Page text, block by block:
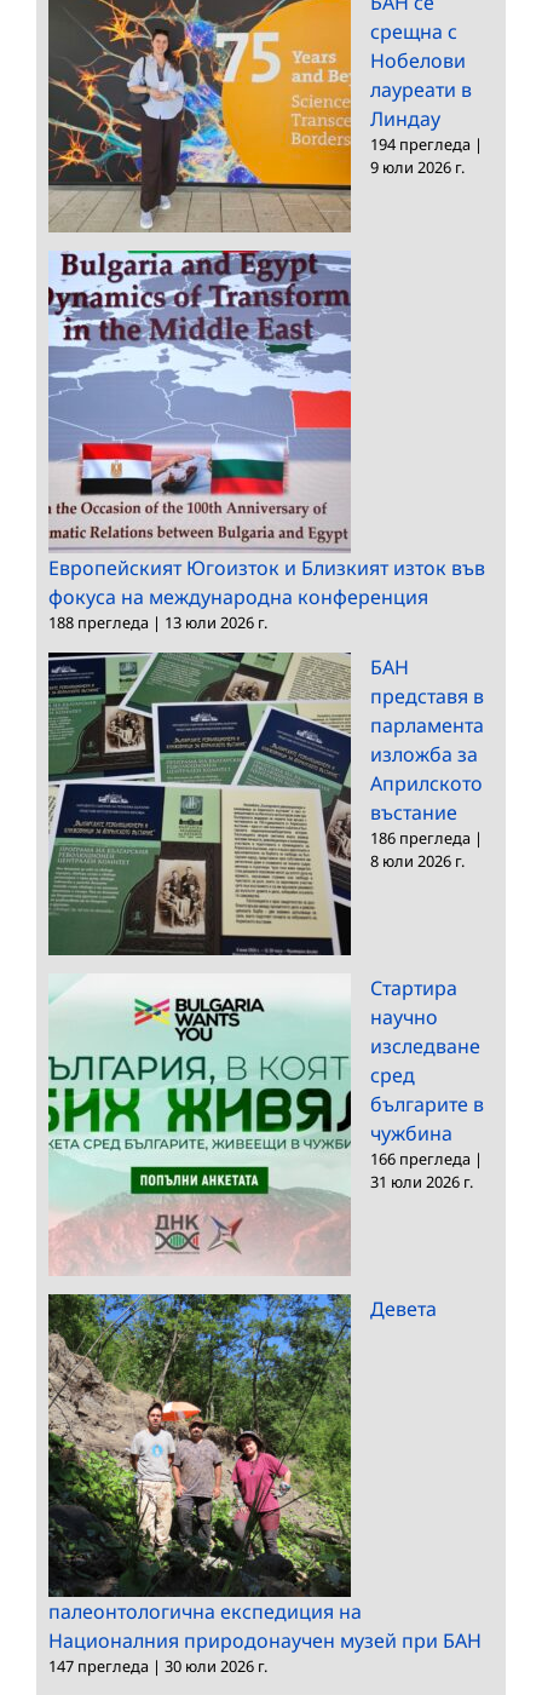
срещна с
Нобелови
лауреати в
Линдау
194 прегледа |
9 юли 2026 г.
Европейският Югоизток и Близкият изток във
фокуса на международна конференция
188 прегледа | 13 юли 2026 г.
БАН
представя в
парламента
изложба за
Априлското
въстание
186 прегледа |
8 юли 2026 г.
Стартира
научно
изследване
сред
българите в
чужбина
166 прегледа |
31 юли 2026 г.
Девета
палеонтологична експедиция на
Националния природонаучен музей при БАН
147 прегледа | 30 юли 2026 г.